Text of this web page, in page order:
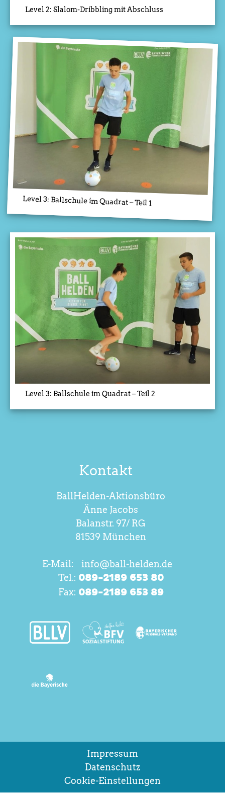
Level 2: Slalom-Dribbling mit Abschluss
Level 3: Ballschule im Quadrat – Teil 1
Level 3: Ballschule im Quadrat – Teil 2
Kontakt
BallHelden-Aktionsbüro
Änne Jacobs
Balanstr. 97/ RG
81539 München
E-Mail:
info@ball-helden.de
Tel.: 089-2189 653 80
Fax: 089-2189 653 89
Impressum
Datenschutz
Cookie-Einstellungen